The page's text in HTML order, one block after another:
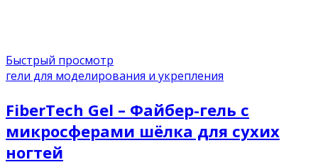
Быстрый просмотр
гели для моделирования и укрепления
FiberTech Gel – Файбер-гель с
микросферами шёлка для сухих
ногтей